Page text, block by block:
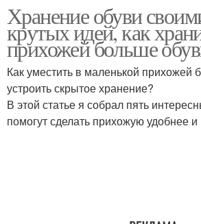
Крючки вместо шкафов
Хранение обуви
крутых идей, как
прихожей больше
Как уместить в маленькой прихожей
устроить скрытое хранение?
В этой статье я собрал пять
помогут сделать прихожую удобнее